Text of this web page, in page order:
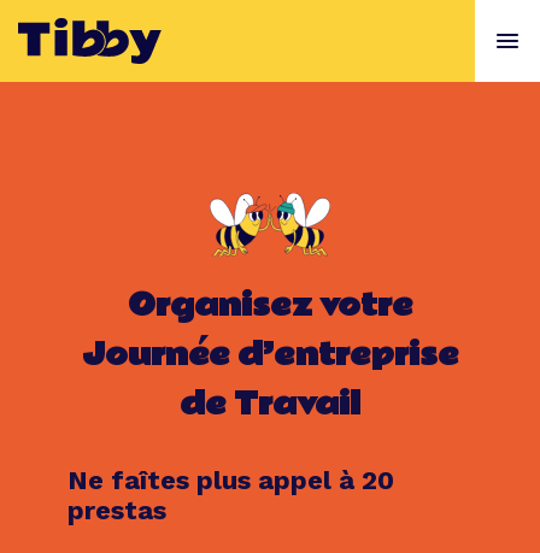
Organisez votre
Journée d’entreprise
de Travail
Ne faîtes plus appel à 20
prestas